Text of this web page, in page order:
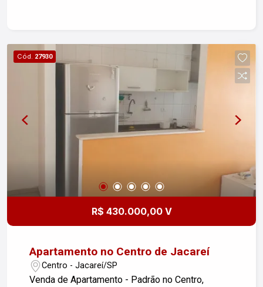
Cód. 27930
R$ 430.000,00 V
Apartamento no Centro de Jacareí
Centro - Jacareí/SP
Venda de Apartamento - Padrão no Centro,